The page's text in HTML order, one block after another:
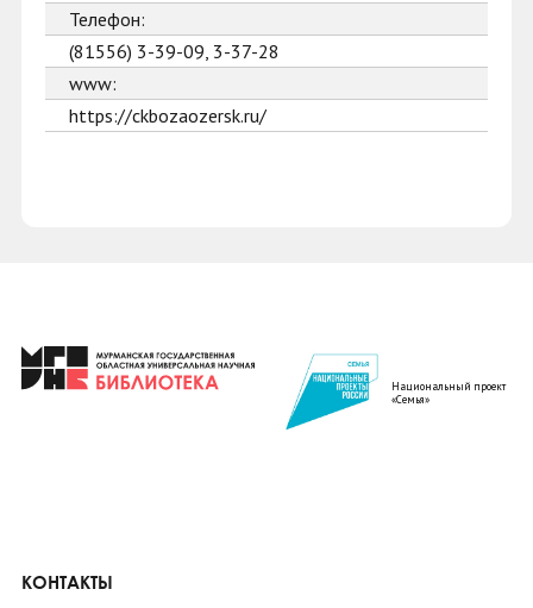
Телефон:
(81556) 3-39-09, 3-37-28
www:
https://ckbozaozersk.ru/
Национальный проект
«Семья»
КОНТАКТЫ